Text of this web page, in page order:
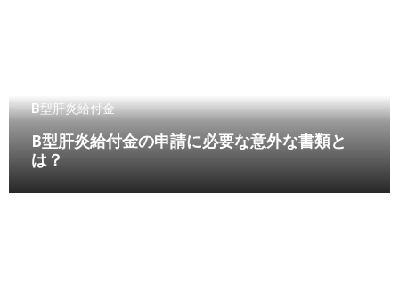
B型肝炎給付金
B型肝炎給付金の申請に必要な意外な書類と
は？